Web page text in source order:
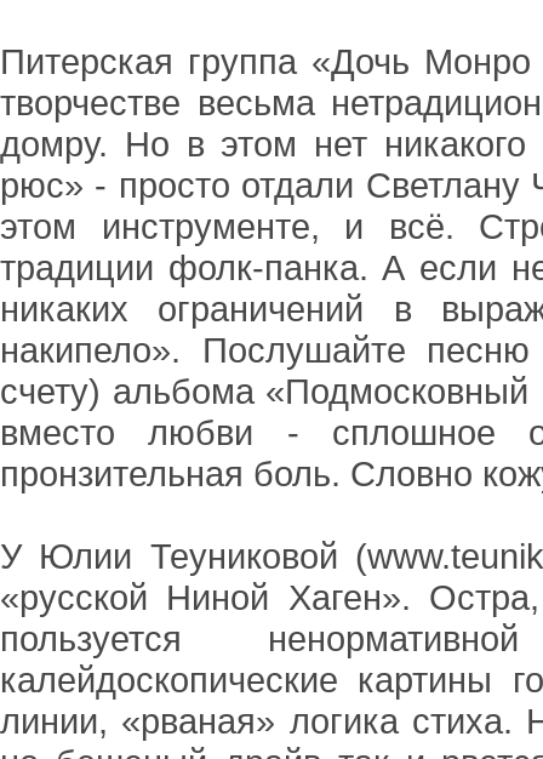
Питерская группа «Дочь
творчестве весьма
домру. Но в этом нет никакого
рюс» - просто отдали Светлану
этом инструменте, и всё.
традиции фолк-панка. А если
никаких ограничений в
накипело». Послушайте
счету) альбома
вместо любви - сплошное
пронзительная боль. Словно
У Юлии Теуниковой
«русской Ниной Хаген».
пользуется
калейдоскопические картины
линии, «рваная» логика стиха.